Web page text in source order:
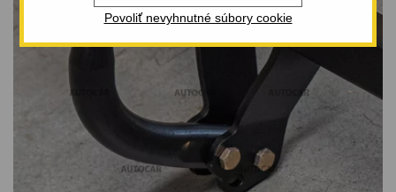
Povoliť nevyhnutné súbory cookie